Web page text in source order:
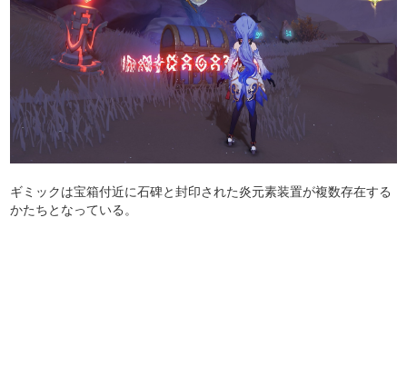
ギミックは宝箱付近に石碑と封印された炎元素装置が複数存在する
かたちとなっている。